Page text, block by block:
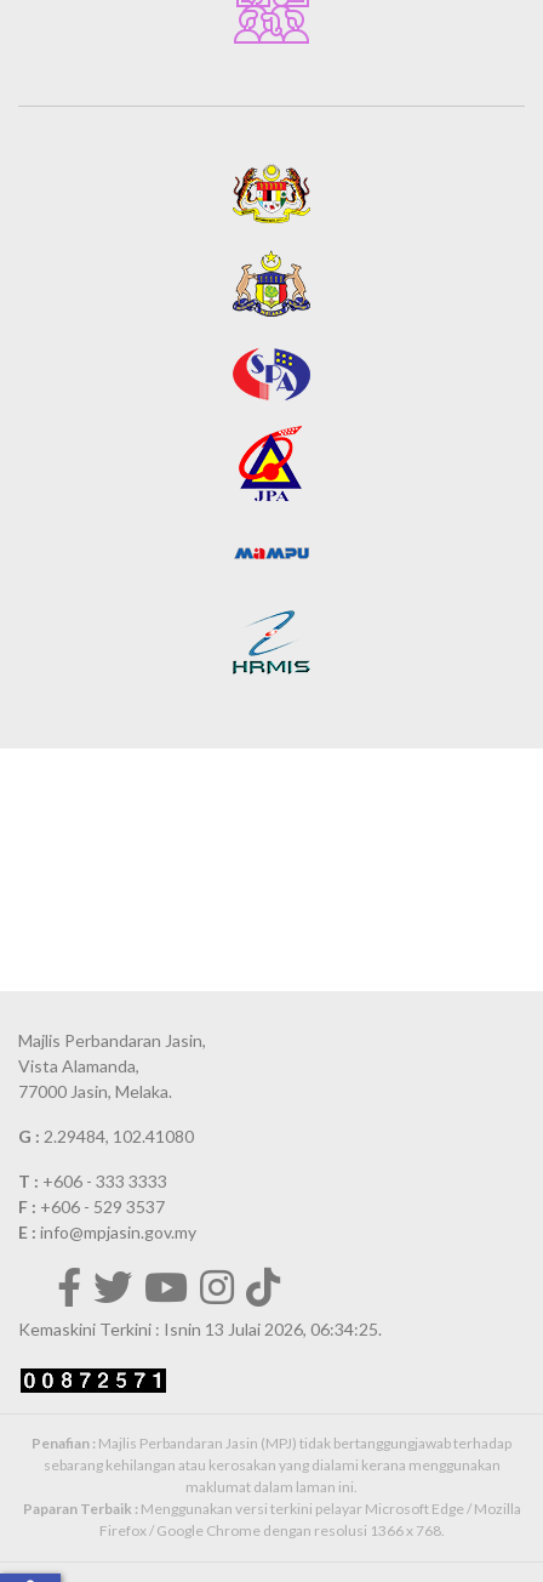
Majlis Perbandaran Jasin,
Vista Alamanda,
77000 Jasin, Melaka.
G : 2.29484, 102.41080
T : +606 - 333 3333
F : +606 - 529 3537
E : info@mpjasin.gov.my
Kemaskini Terkini : Isnin 13 Julai 2026, 06:34:25.
Penafian : Majlis Perbandaran Jasin (MPJ) tidak bertanggungjawab terhadap
sebarang kehilangan atau kerosakan yang dialami kerana menggunakan
maklumat dalam laman ini.
Paparan Terbaik : Menggunakan versi terkini pelayar Microsoft Edge / Mozilla
Firefox / Google Chrome dengan resolusi 1366 x 768.